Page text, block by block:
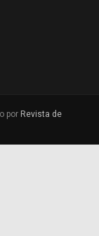
por Revista de